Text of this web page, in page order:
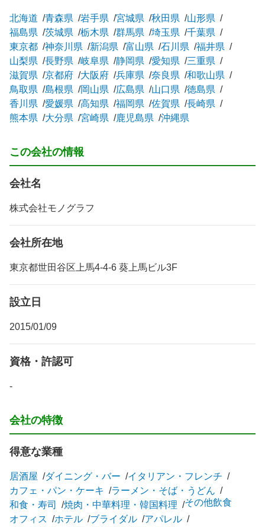
北海道 青森県 岩手県 宮城県 秋田県
山形県
福島県
茨城県 栃木県 群馬県 埼玉県
千葉県
東京都
神奈川県 新潟県 富山県 石川県
福井県
山梨県
長野県 岐阜県 静岡県 愛知県
三重県
滋賀県
京都府 大阪府 兵庫県 奈良県
和歌山県
鳥取県
島根県 岡山県 広島県 山口県
徳島県
香川県
愛媛県 高知県 福岡県 佐賀県
長崎県
熊本県
大分県 宮崎県 鹿児島県 沖縄県
この会社の情報
会社名
株式会社モノグラフ
会社所在地
東京都世田谷区上馬4-4-6 葵上馬ビル3F
設立日
2015/01/09
資格・許認可
-
会社の特徴
得意な業種
居酒屋 ダイニング・バー
イタリアン・フレンチ
カフェ・パン・ケーキ
ラーメン・そば・うどん
和食・寿司
焼肉・中華料理・韓国料理
その他飲食
オフィス
ホテル ブライダル
アパレル